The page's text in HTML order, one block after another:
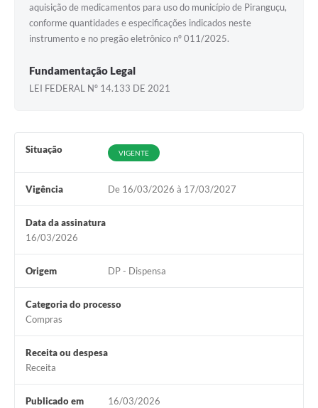
aquisição de medicamentos para uso do município de Piranguçu,
conforme quantidades e especificações indicados neste
instrumento e no pregão eletrônico nº 011/2025.
Fundamentação Legal
LEI FEDERAL Nº 14.133 DE 2021
Situação VIGENTE
Vigência De 16/03/2026 à 17/03/2027
Data da assinatura
16/03/2026
Origem DP - Dispensa
Categoria do processo
Compras
Receita ou despesa
Receita
Publicado em 16/03/2026